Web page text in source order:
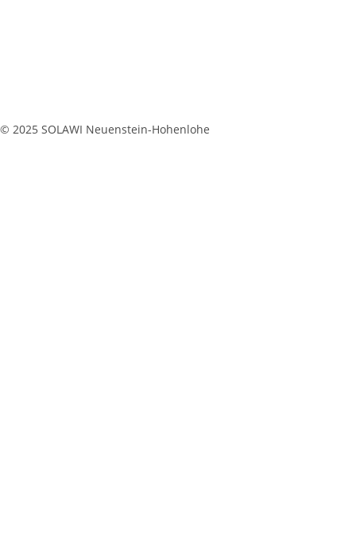
© 2025 SOLAWI Neuenstein-Hohenlohe